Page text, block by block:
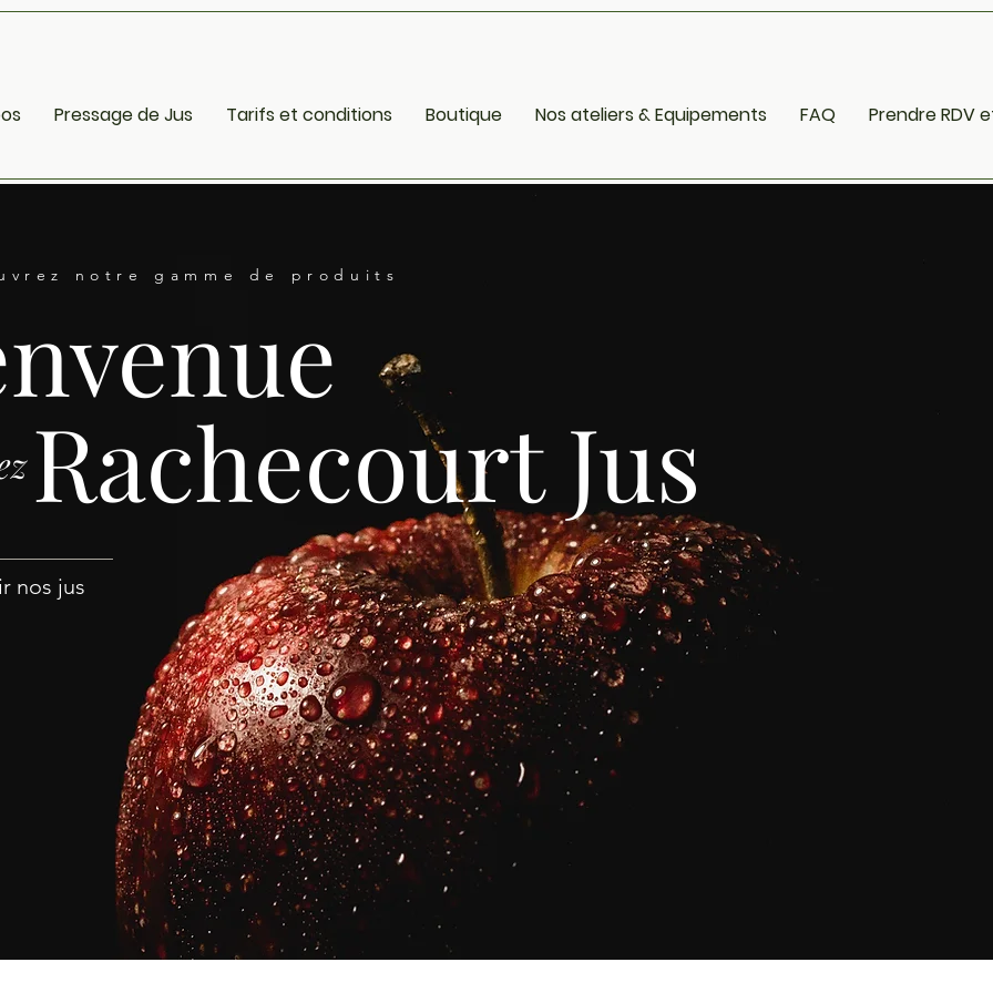
Pressage de Jus Tarifs et conditions Boutique Nos ateliers & Equipements FAQ Prendre RDV
notre gamme de produits
RachecourtJus
nos jus